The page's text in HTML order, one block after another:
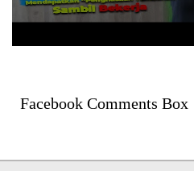
Facebook Comments Box